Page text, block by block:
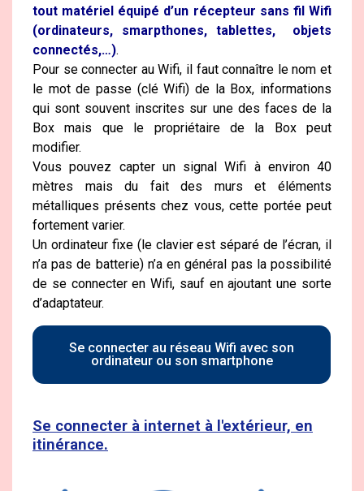
tout matériel équipé d’un récepteur sans fil Wifi
(ordinateurs, smarpthones, tablettes, objets
connectés,…).
Pour se connecter au Wifi, il faut connaître le nom et
le mot de passe (clé Wifi) de la Box, informations
qui sont souvent inscrites sur une des faces de la
Box mais que le propriétaire de la Box peut
modifier.
Vous pouvez capter un signal Wifi à environ 40
mètres mais du fait des murs et éléments
métalliques présents chez vous, cette portée peut
fortement varier.
Un ordinateur fixe (le clavier est séparé de l’écran, il
n’a pas de batterie) n’a en général pas la possibilité
de se connecter en Wifi, sauf en ajoutant une sorte
d’adaptateur.
Se connecter au réseau Wifi avec son
ordinateur ou son smartphone
Se connecter à internet à l'extérieur, en
itinérance.